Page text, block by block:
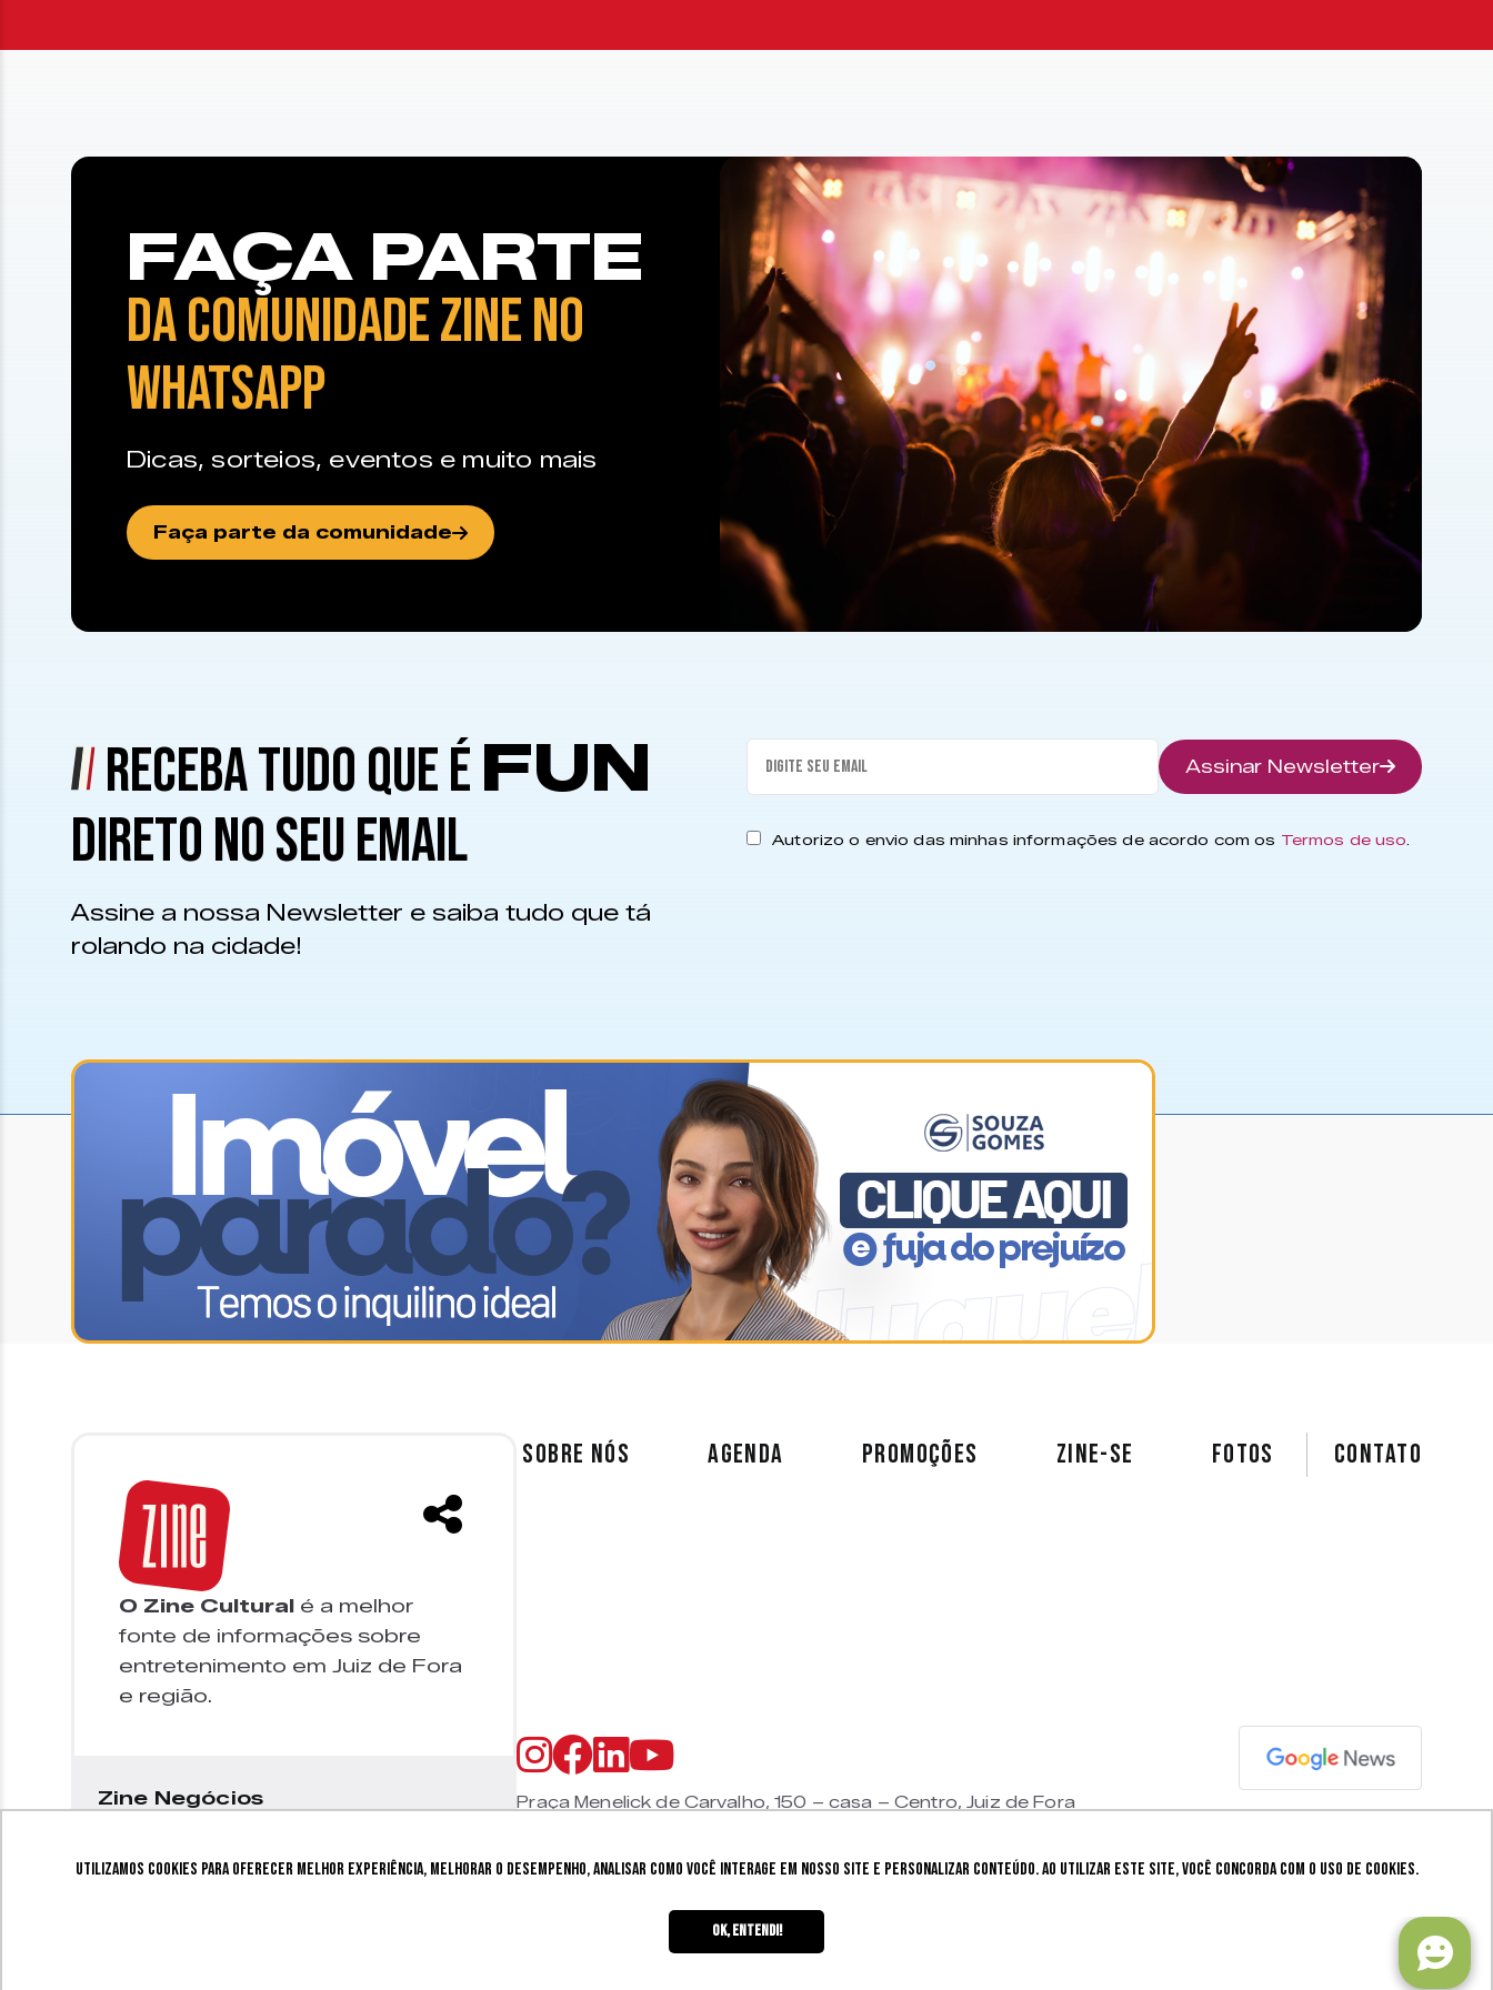
Utilizamos cookies para oferecer melhor experiência, melhorar o desempenho, analisar como você interage em nosso site e personalizar conteúdo. Ao utilizar este site, você concorda com o uso de cookies.
Ok, entendi!
FAÇA PARTE
DA COMUNIDADE ZINE NO
WHATSAPP
Dicas, sorteios, eventos e muito mais
Faça parte da comunidade
RECEBA TUDO QUE ÉFUN
DIRETO NO SEU EMAIL
Assine a nossa Newsletter e saiba tudo que tá
rolando na cidade!
Assinar Newsletter
Autorizo o envio das minhas informações de acordo com os Termos de uso
O Zine Cultural é a melhor
fonte de informações sobre
entretenimento em Juiz de Fora
e região.
Zine Negócios
SOBRE NÓS AGENDA PROMOÇÕES ZINE-SE FOTOS Contato
Praça Menelick de Carvalho, 150 – casa – Centro, Juiz de Fora
Política de privacidade